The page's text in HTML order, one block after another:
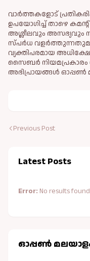
വാർത്തകളോട്
ഉപയോഗിച്ച് താഴെ
അശ്ലീലവും അസഭ്യവും
സ്പര്‍ധ
വ്യക്തിപരമായ
സൈബര്‍ നിയമപ്രകാരം
അഭിപ്രായങ്ങള്‍ ഓപ്പൺ
Previous Post
Latest Posts
Error: No results found
ഓപ്പണ്‍